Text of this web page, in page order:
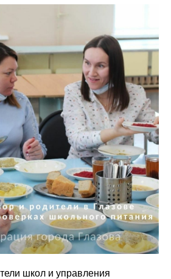
школ и управления